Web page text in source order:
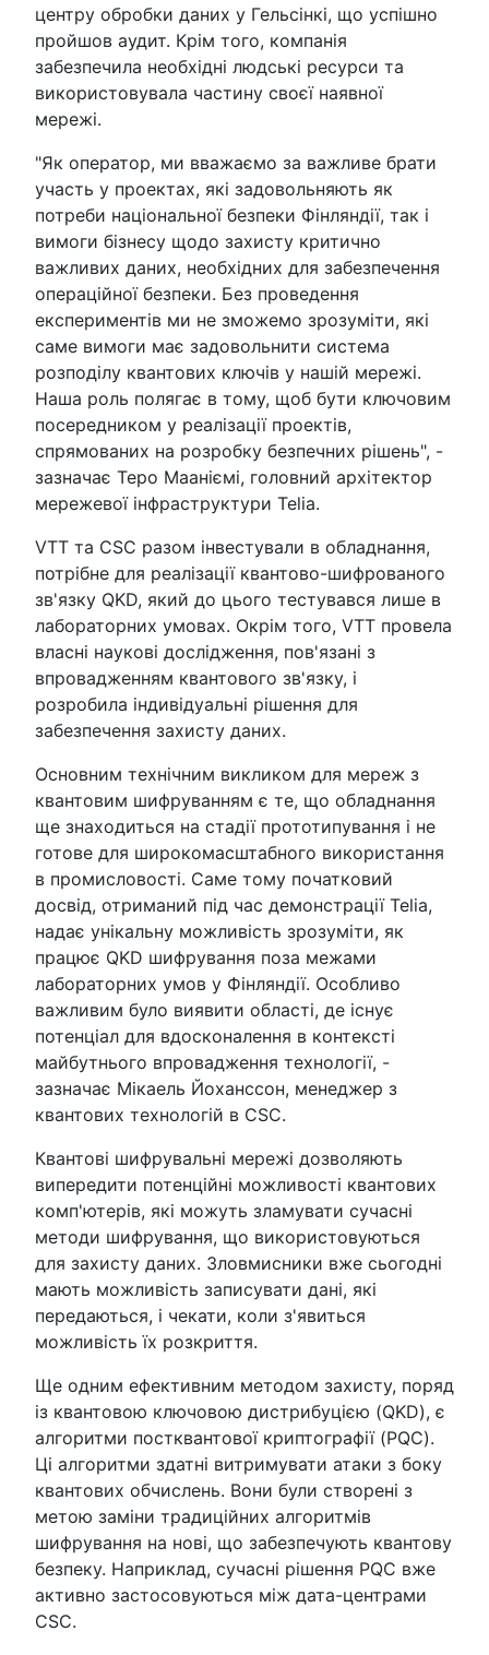
центру обробки даних у Гельсінкі, що успішно
пройшов аудит. Крім того, компанія
забезпечила необхідні людські ресурси та
використовувала частину своєї наявної
мережі.
"Як оператор, ми вважаємо за важливе брати
участь у проектах, які задовольняють як
потреби національної безпеки Фінляндії, так і
вимоги бізнесу щодо захисту критично
важливих даних, необхідних для забезпечення
операційної безпеки. Без проведення
експериментів ми не зможемо зрозуміти, які
саме вимоги має задовольнити система
розподілу квантових ключів у нашій мережі.
Наша роль полягає в тому, щоб бути ключовим
посередником у реалізації проектів,
спрямованих на розробку безпечних рішень", -
зазначає Теро Мааніємі, головний архітектор
мережевої інфраструктури Telia.
VTT та CSC разом інвестували в обладнання,
потрібне для реалізації квантово-шифрованого
зв'язку QKD, який до цього тестувався лише в
лабораторних умовах. Окрім того, VTT провела
власні наукові дослідження, пов'язані з
впровадженням квантового зв'язку, і
розробила індивідуальні рішення для
забезпечення захисту даних.
Основним технічним викликом для мереж з
квантовим шифруванням є те, що обладнання
ще знаходиться на стадії прототипування і не
готове для широкомасштабного використання
в промисловості. Саме тому початковий
досвід, отриманий під час демонстрації Telia,
надає унікальну можливість зрозуміти, як
працює QKD шифрування поза межами
лабораторних умов у Фінляндії. Особливо
важливим було виявити області, де існує
потенціал для вдосконалення в контексті
майбутнього впровадження технології, -
зазначає Мікаель Йоханссон, менеджер з
квантових технологій в CSC.
Квантові шифрувальні мережі дозволяють
випередити потенційні можливості квантових
комп'ютерів, які можуть зламувати сучасні
методи шифрування, що використовуються
для захисту даних. Зловмисники вже сьогодні
мають можливість записувати дані, які
передаються, і чекати, коли з'явиться
можливість їх розкриття.
Ще одним ефективним методом захисту, поряд
із квантовою ключовою дистрибуцією (QKD), є
алгоритми постквантової криптографії (PQC).
Ці алгоритми здатні витримувати атаки з боку
квантових обчислень. Вони були створені з
метою заміни традиційних алгоритмів
шифрування на нові, що забезпечують квантову
безпеку. Наприклад, сучасні рішення PQC вже
активно застосовуються між дата-центрами
CSC.